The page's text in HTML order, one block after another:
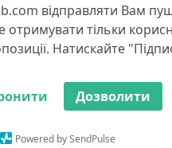
відправляти Вам
тільки
Натискайте
Дозволити
Powered by SendPulse
Круїзер +